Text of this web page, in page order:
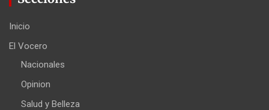
Inicio
El Vocero
Nacionales
Opinion
Salud y Belleza